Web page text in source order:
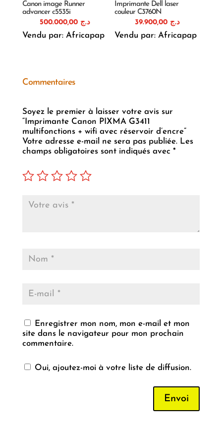
Canon image Runner
advancer c5535i
د.ج 500.000,00
Vendu par: Africapap
Imprimante Dell laser
couleur C3760N
د.ج 39.900,00
Vendu par: Africapap
Commentaires
Soyez le premier à laisser votre avis sur
“Imprimante Canon PIXMA G3411
multifonctions + wifi avec réservoir d’encre”
Votre adresse e-mail ne sera pas publiée. Les
champs obligatoires sont indiqués avec *
Enregistrer mon nom, mon e-mail et mon
site dans le navigateur pour mon prochain
commentaire.
Oui, ajoutez-moi à votre liste de diffusion.
Envoi